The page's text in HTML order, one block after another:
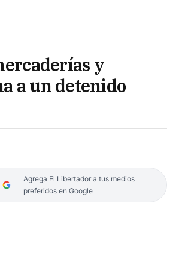
y
a un detenido
Agrega El Libertador a tus medios
preferidos en Google